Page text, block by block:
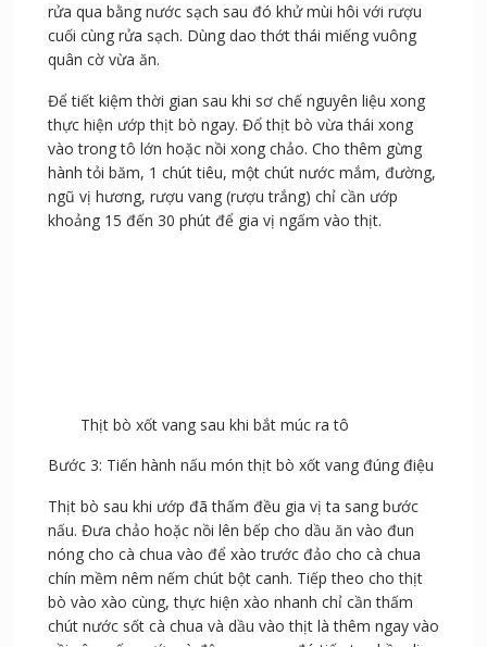
rửa qua bằng nước sạch sau đó khử mùi hôi với rượu
cuối cùng rửa sạch. Dùng dao thớt thái miếng vuông
quân cờ vừa ăn.
Để tiết kiệm thời gian sau khi sơ chế nguyên liệu xong
thực hiện ướp thịt bò ngay. Đổ thịt bò vừa thái xong
vào trong tô lớn hoặc nồi xong chảo. Cho thêm gừng
hành tỏi băm, 1 chút tiêu, một chút nước mắm, đường,
ngũ vị hương, rượu vang (rượu trắng) chỉ cần ướp
khoảng 15 đến 30 phút để gia vị ngấm vào thịt.
Thịt bò xốt vang sau khi bắt múc ra tô
Bước 3: Tiến hành nấu món thịt bò xốt vang đúng điệu
Thịt bò sau khi ướp đã thấm đều gia vị ta sang bước
nấu. Đưa chảo hoặc nồi lên bếp cho dầu ăn vào đun